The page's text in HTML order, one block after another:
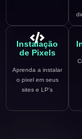
Instalação
de Pixels
Aprenda a instalar
o pixel em seus
sites e LP's